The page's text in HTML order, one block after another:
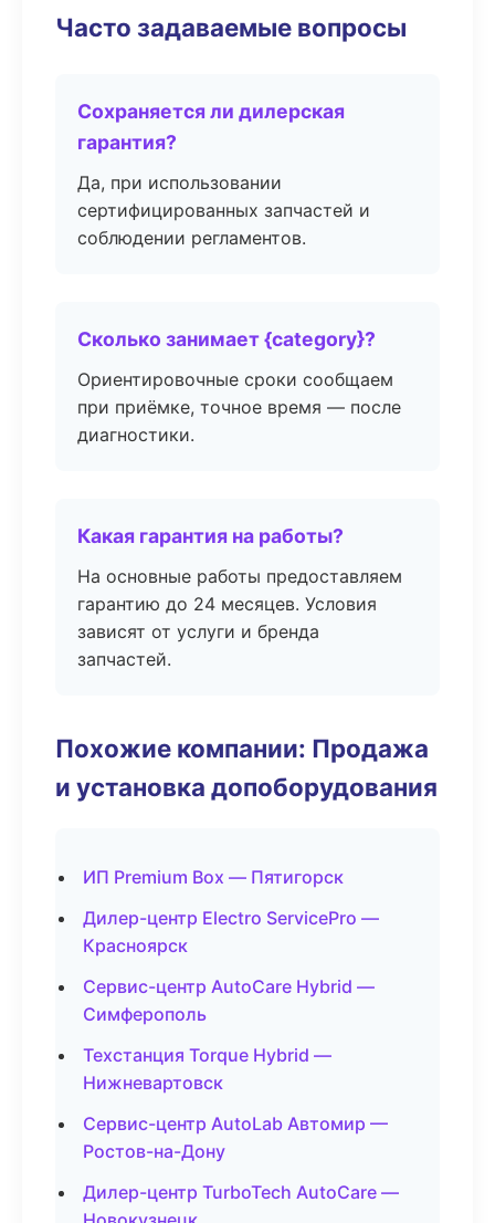
Часто задаваемые вопросы
Сохраняется ли дилерская
гарантия?
Да, при использовании
сертифицированных запчастей и
соблюдении регламентов.
Сколько занимает {category}?
Ориентировочные сроки сообщаем
при приёмке, точное время — после
диагностики.
Какая гарантия на работы?
На основные работы предоставляем
гарантию до 24 месяцев. Условия
зависят от услуги и бренда
запчастей.
Похожие компании: Продажа
и установка допоборудования
ИП Premium Box — Пятигорск
Дилер-центр Electro ServicePro —
Красноярск
Сервис-центр AutoCare Hybrid —
Симферополь
Техстанция Torque Hybrid —
Нижневартовск
Сервис-центр AutoLab Автомир —
Ростов-на-Дону
Дилер-центр TurboTech AutoCare —